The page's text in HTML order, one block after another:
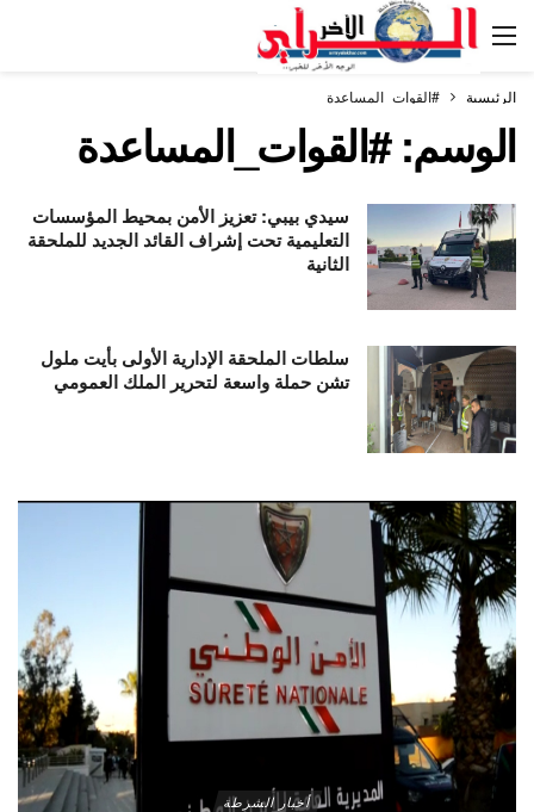
الرئيسية #القوات_المساعدة
الوسم:#القوات_المساعدة
سيدي بيبي: تعزيز الأمن بمحيط المؤسسات
التعليمية تحت إشراف القائد الجديد للملحقة
الثانية
سلطات الملحقة الإدارية الأولى بأيت ملول
تشن حملة واسعة لتحرير الملك العمومي
أخبار الشرطة